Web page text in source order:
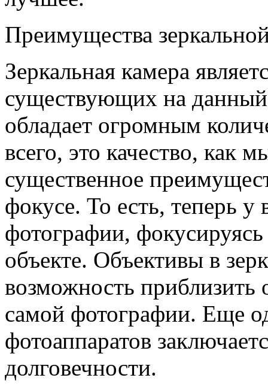
Преимущества
Зеркальная камера
существующих на данный
обладает огромным
всего, это качество, как
существенное
фокусе. То есть, теперь у
фотографии,
объекте. Объективы в
возможность приблизить
самой фотографии. Еще
фотоаппаратов
долговечности.